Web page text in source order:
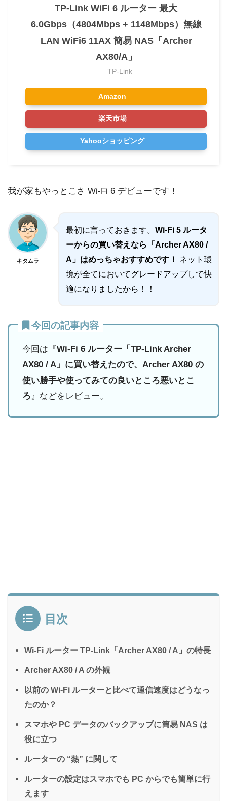
TP-Link WiFi 6 ルーター 最大
6.0Gbps（4804Mbps + 1148Mbps）無線
LAN WiFi6 11AX 簡易 NAS「Archer
AX80/A」
TP-Link
Amazon
楽天市場
Yahooショッピング
我が家もやっとこさ Wi-Fi 6 デビューです！
キタムラ
最初に言っておきます。 Wi-Fi 5 ルータ
ーからの買い替えなら「Archer AX80 /
A」はめっちゃおすすめです！
ネット環
境が全てにおいてグレードアップして快
適になりましたから！！
今回の記事内容
今回は『Wi-Fi 6 ルーター「TP-Link Archer
AX80 / A」に買い替えたので、Archer AX80 の
使い勝手や使ってみての良いところ悪いとこ
ろ』などをレビュー。
目次
Wi-Fi ルーター TP-Link「Archer AX80 / A」の特長
Archer AX80 / A の外観
以前の Wi-Fi ルーターと比べて通信速度はどうなっ
たのか？
スマホや PC データのバックアップに簡易 NAS は
役に立つ
ルーターの “熱” に関して
ルーターの設定はスマホでも PC からでも簡単に行
えます